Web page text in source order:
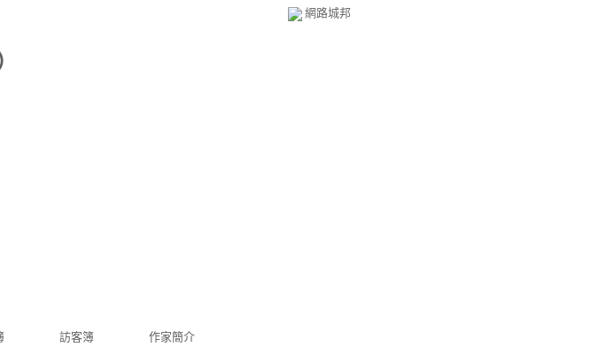
網路城邦
訪客簿 作家簡介